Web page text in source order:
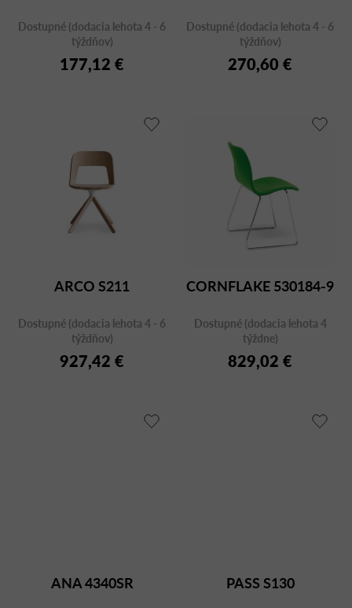
Dostupné (dodacia lehota 4 - 6
týždňov)
177,12 €
Dostupné (dodacia lehota 4 - 6
týždňov)
270,60 €
ARCO S211
Dostupné (dodacia lehota 4 - 6
týždňov)
927,42 €
CORNFLAKE 530184-9
Dostupné (dodacia lehota 4
týždne)
829,02 €
ANA 4340SR PASS S130